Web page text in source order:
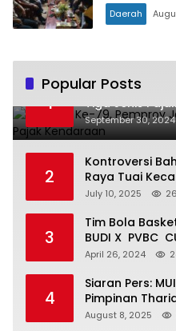
Daerah
Popular Posts
1
Hari Jadi Ke-
Tiga Jenis
September 30, 2024
2
Kontroversi
Raya Tuai
Al Mu’min
July 10, 2025
3
Tim Bola
BUDI X PVBC
April 26, 2024
4
Siaran Pers:
Pimpinan
Jaga Umat
August 8, 2025